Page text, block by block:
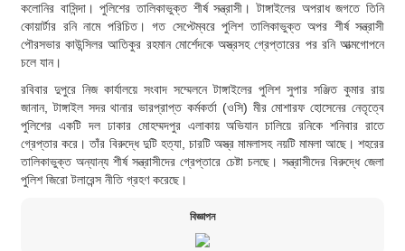
কলোনির বাসিন্দা। পুলিশের তালিকাভুক্ত শীর্ষ সন্ত্রাসী। টাঙ্গাইলের অপরাধ জগতে তিনি
কোয়ার্টার রনি নামে পরিচিত। গত সেপ্টেম্বরে পুলিশ তালিকাভুক্ত অপর শীর্ষ সন্ত্রাসী
পৌরসভার কাউন্সিলর আতিকুর রহমান মোর্শেদকে অস্ত্রসহ গ্রেপ্তারের পর রনি আত্মগোপনে
চলে যান।
রবিবার দুপুরে নিজ কার্যালয়ে সংবাদ সম্মেলনে টাঙ্গাইলের পুলিশ সুপার সঞ্জিত কুমার রায়
জানান, টাঙ্গাইল সদর থানার ভারপ্রাপ্ত কর্মকর্তা (ওসি) মীর মোশারফ হোসেনের নেতৃত্বে
পুলিশের একটি দল ঢাকার মোহম্মদপুর এলাকায় অভিযান চালিয়ে রনিকে শনিবার রাতে
গ্রেপ্তার করে। তাঁর বিরুদ্ধে দুটি হত্যা, চারটি অস্ত্র মামলাসহ নয়টি মামলা আছে। শহরের
তালিকাভুক্ত অন্যান্য শীর্ষ সন্ত্রাসীদের গ্রেপ্তারে চেষ্টা চলছে। সন্ত্রাসীদের বিরুদ্ধে জেলা
পুলিশ জিরো টলারেন্স নীতি গ্রহণ করেছে।
বিজ্ঞাপন